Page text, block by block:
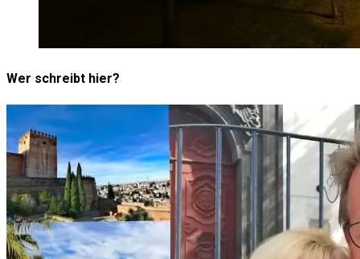
Wer schreibt hier?